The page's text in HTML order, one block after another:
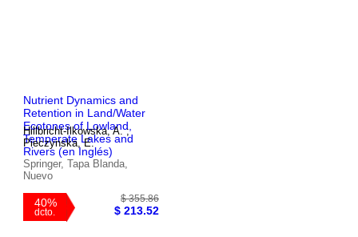
40%
dcto.
$ 280.86
$ 168.52
Nutrient Dynamics and
Retention in Land/Water
Ecotones of Lowland,
Temperate Lakes and
Rivers (en Inglés)
Hillbricht-Ilkowska, A. ;
Pieczynska, E.
Springer, Tapa Blanda,
Nuevo